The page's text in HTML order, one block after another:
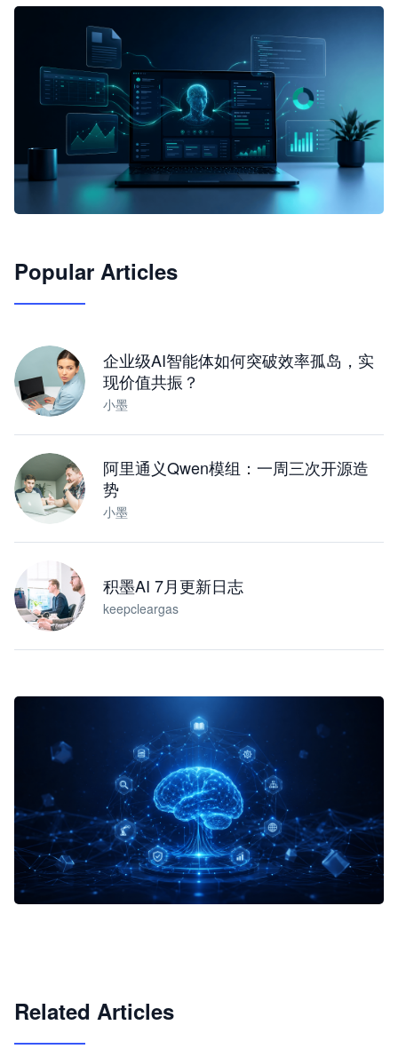
JimoClaw 桌面 AI Agent 工作台
Popular Articles
企业级AI智能体如何突破效率孤岛，实
现价值共振？
小墨
阿里通义Qwen模组：一周三次开源造
势
小墨
积墨AI 7月更新日志
keepcleargas
Related Articles